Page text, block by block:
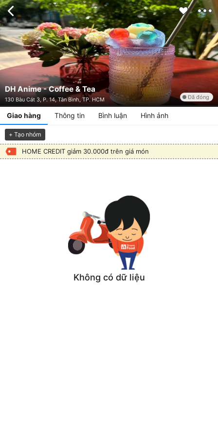
DH Anime - Coffee & Tea
130 Bàu Cát 3, P. 14, Tân Bình, TP. HCM Đã đóng
Giao hàng Thông tin Bình luận Hình ảnh
+ Tạo nhóm
HOME CREDIT giảm 30.000đ trên giá món
Không có dữ liệu